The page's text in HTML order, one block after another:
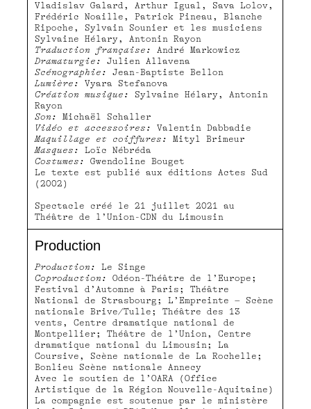
Vladislav Galard, Arthur Igual, Sava Lolov,
Frédéric Noaille, Patrick Pineau, Blanche
Ripoche, Sylvain Sounier et les musiciens
Sylvaine Hélary, Antonin Rayon
Traduction française:
André Markowicz
Dramaturgie:
Julien Allavena
Scénographie:
Jean-Baptiste Bellon
Lumière:
Vyara Stefanova
Création musique:
Sylvaine Hélary, Antonin
Rayon
Son:
Michaël Schaller
Vidéo et accessoires:
Valentin Dabbadie
Maquillage et coiffures:
Mityl Brimeur
Masques:
Loïc Nébréda
Costumes:
Gwendoline Bouget
Le texte est publié aux éditions Actes Sud
(2002)
Spectacle créé le 21 juillet 2021 au
Théâtre de l’Union-CDN du Limousin
Production
Production:
Le Singe
Coproduction:
Odéon-Théâtre de l’Europe;
Festival d’Automne à Paris; Théâtre
National de Strasbourg; L’Empreinte – Scène
nationale Brive/Tulle; Théâtre des 13
vents, Centre dramatique national de
Montpellier; Théâtre de l’Union, Centre
dramatique national du Limousin; La
Coursive, Scène nationale de La Rochelle;
Bonlieu Scène nationale Annecy
Avec le soutien de l’OARA (Office
Artistique de la Région Nouvelle-Aquitaine)
La compagnie est soutenue par le ministère